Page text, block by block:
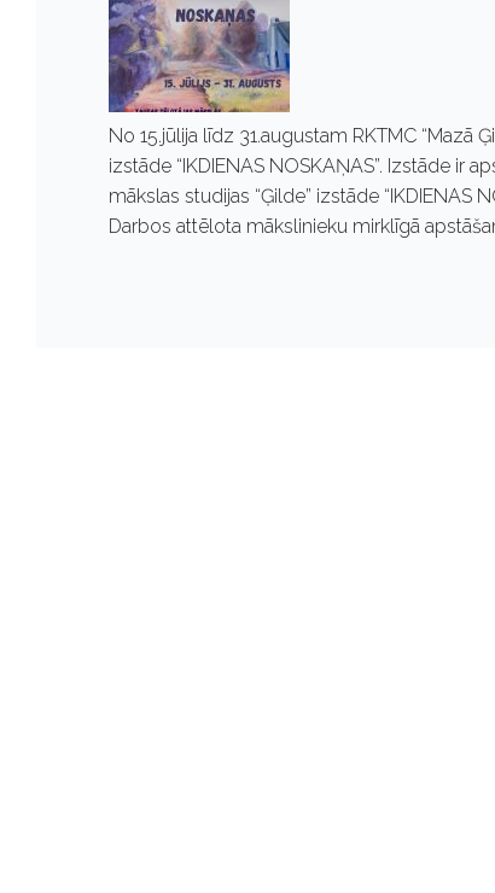
No 15.jūlija līdz 31.augustam RKTMC “Mazā
izstāde “IKDIENAS NOSKAŅAS”. Izstāde ir
mākslas studijas “Ģilde” izstāde “IKDIENAS
Darbos attēlota mākslinieku mirklīgā